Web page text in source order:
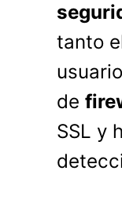
tanto
de
SSL y